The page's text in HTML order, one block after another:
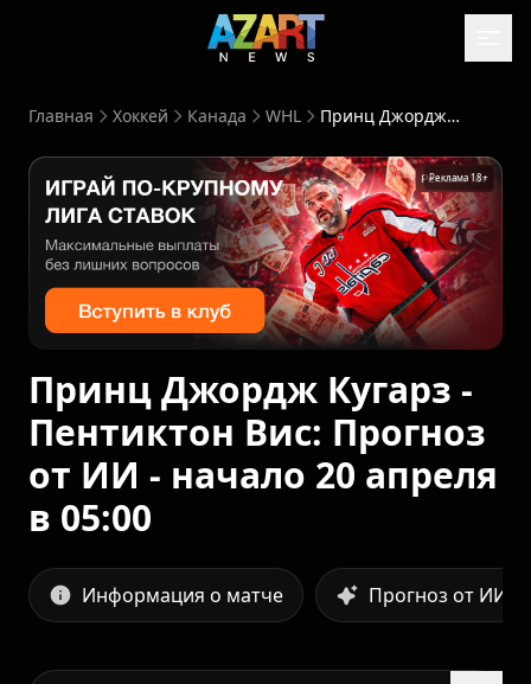
Главная Хоккей Канада WHL Принц Джордж Кугарз - Пентиктон Вис: Прогноз от ИИ - начало 20 апреля в 05:00
Реклама 18+
Принц Джордж Кугарз -
Пентиктон Вис: Прогноз
от ИИ - начало 20 апреля
в 05:00
Информация о матче Прогноз от ИИ